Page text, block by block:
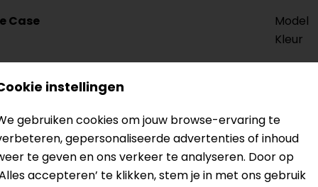
Case
Model
Kleur
instellingen
gebruiken cookies om jouw browse-ervaring te
gepersonaliseerde advertenties of inhoud
te geven en ons verkeer te analyseren. Door op
accepteren’ te klikken, stem je in met ons gebruik